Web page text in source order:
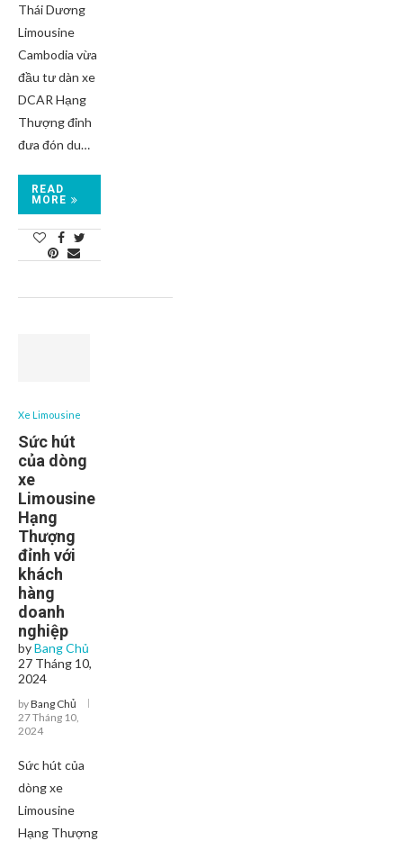
Thái Dương
Limousine
Cambodia vừa
đầu tư dàn xe
DCAR Hạng
Thượng đỉnh
đưa đón du…
READ
MORE
Xe Limousine
Sức hút
của dòng
xe
Limousine
Hạng
Thượng
đỉnh với
khách
hàng
doanh
nghiệp
byBang Chủ
27 Tháng 10,
2024
byBang Chủ
27 Tháng 10,
2024
Sức hút của
dòng xe
Limousine
Hạng Thượng